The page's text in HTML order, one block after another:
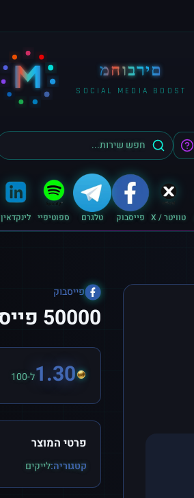
M מחוברים
SOCIAL MEDIA BOOST
טוויטר / X פייסבוק טלגרם ספוטיפיי לינקדאין
פייסבוק
50000 פייסבוק לייקים
1.30ל-100
פרטי המוצר
קטגוריה:לייקים